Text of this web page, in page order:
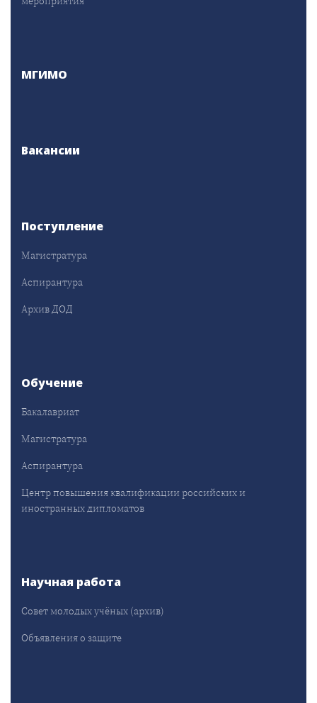
МГИМО
Вакансии
Поступление
Магистратура
Аспирантура
Архив ДОД
Обучение
Бакалавриат
Магистратура
Аспирантура
Центр повышения квалификации российских и
иностранных дипломатов
Научная работа
Совет молодых учёных (архив)
Объявления о защите